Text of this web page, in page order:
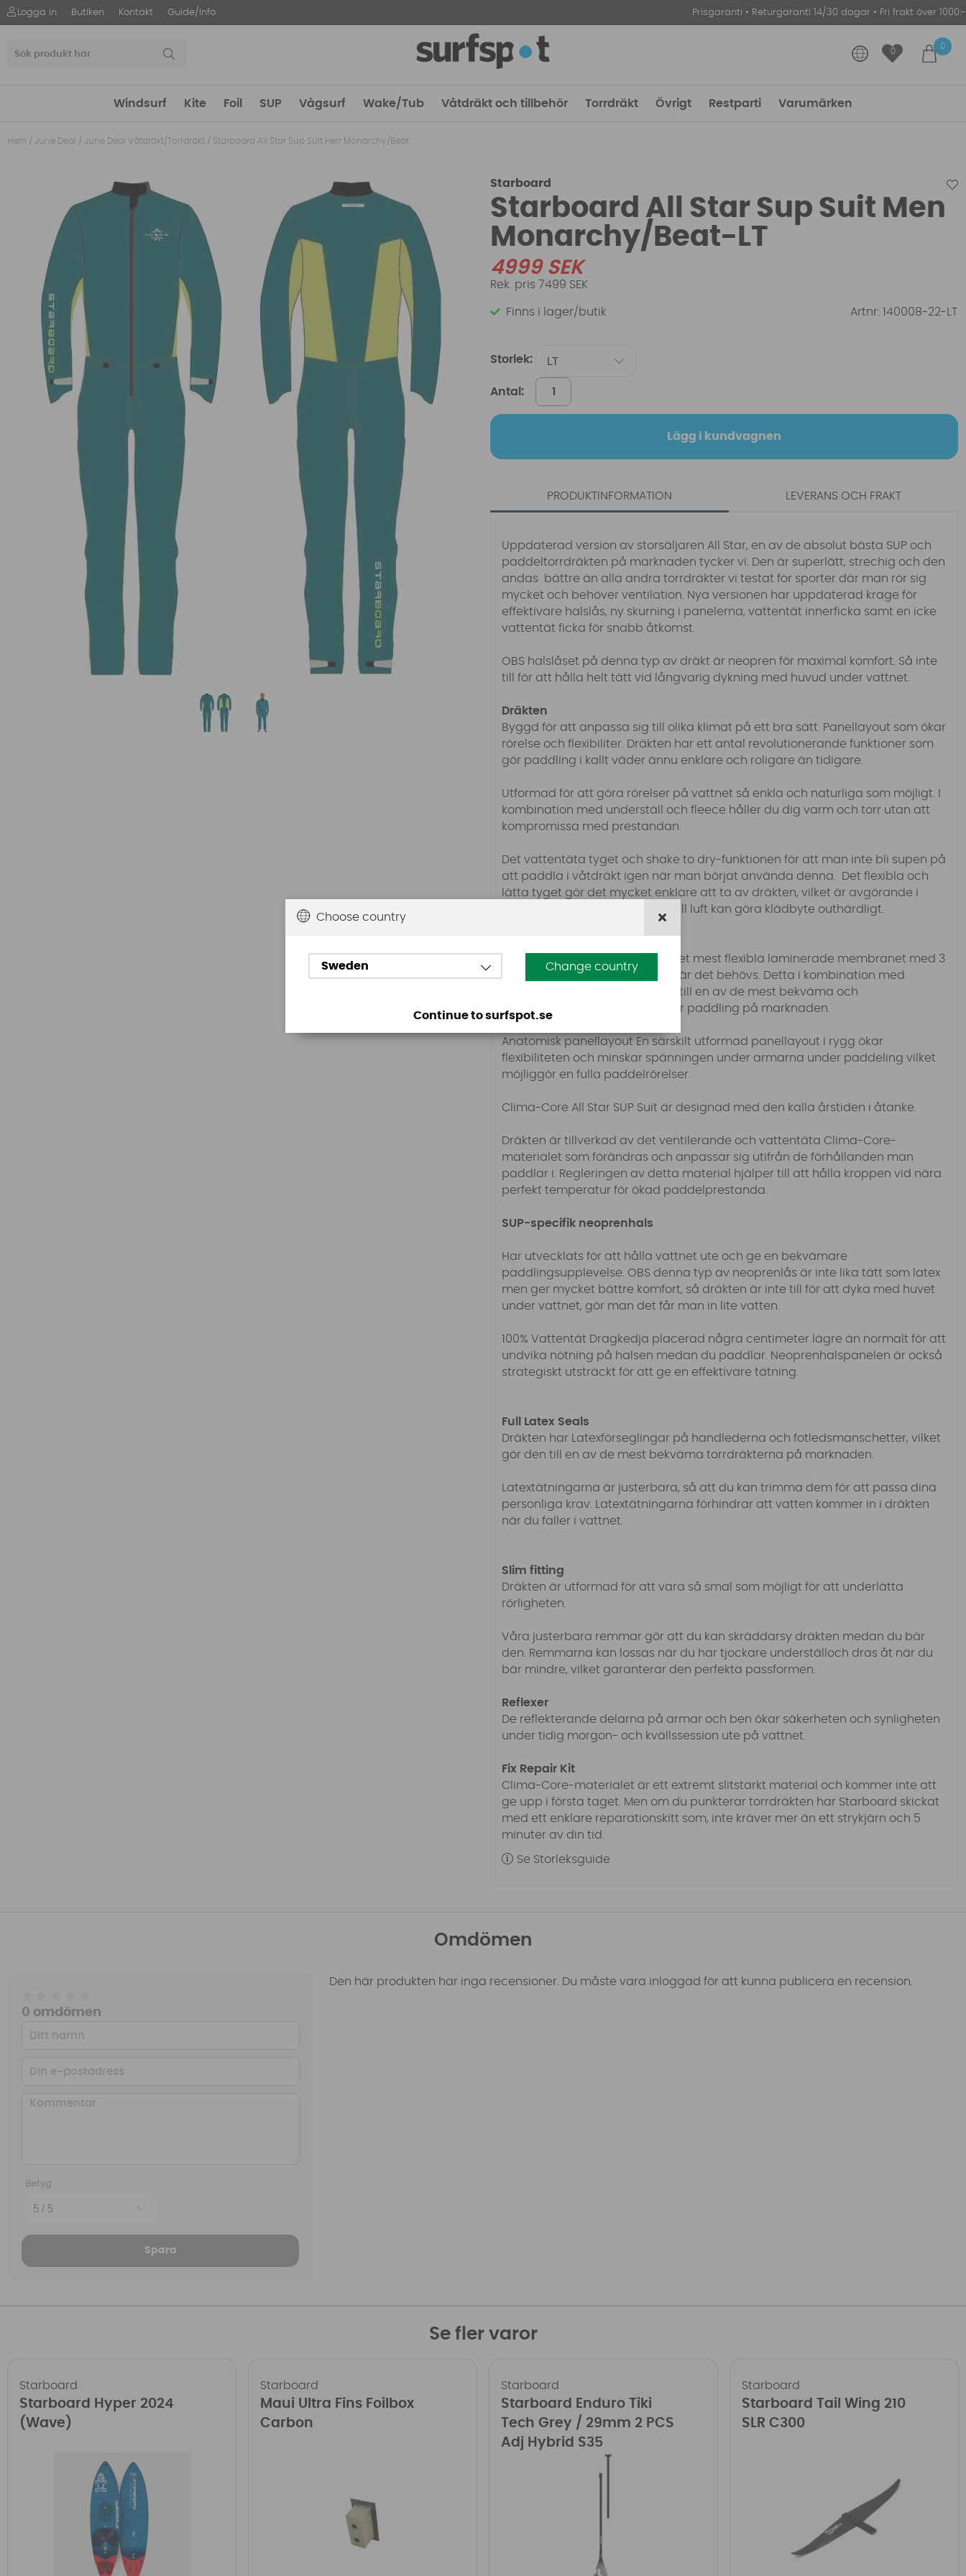
Logga in Butiken Kontakt Guide/Info Prisgaranti • Returgaranti 14/30 dagar • Fri frakt över 1000:-
0
0
Windsurf Kite Foil SUP Vågsurf Wake/Tub Våtdräkt och tillbehör Torrdräkt Övrigt Restparti Varumärken
Hem / June Deal / June Deal Våtdräkt/Torrdräkt / Starboard All Star Sup Suit Herr Monarchy/Beat
Starboard
Starboard All Star Sup Suit Men
Monarchy/Beat-LT
4999SEK
7499 SEK
Finns i lager/butik Artnr:140008-22-LT
Storlek:
Antal:
Lägg i kundvagnen
PRODUKTINFORMATION
Uppdaterad version av storsäljaren All Star, en av de absolut bästa SUP och
paddeltorrdräkten på marknaden tycker vi. Den är superlätt, strechig och den
andas bättre än alla andra torrdräkter vi testat för sporter där man rör sig
mycket och behöver ventilation. Nya versionen har uppdaterad krage för
effektivare halslås, ny skurning i panelerna, vattentät innerficka samt en icke
vattentät ficka för snabb åtkomst.
OBS halslåset på denna typ av dräkt är neopren för maximal komfort. Så inte
till för att hålla helt tätt vid långvarig dykning med huvud under vattnet.
Dräkten
Byggd för att anpassa sig till olika klimat på ett bra sätt. Panellayout som ökar
rörelse och flexibiliter. Dräkten har ett antal revolutionerande funktioner som
gör paddling i kallt väder ännu enklare och roligare än tidigare.
Utformad för att göra rörelser på vattnet så enkla och naturliga som möjligt. I
kombination med underställ och fleece håller du dig varm och torr utan att
kompromissa med prestandan.
Det vattentäta tyget och shake to dry-funktionen för att man inte bli supen på
att paddla i våtdräkt igen när man börjat använda denna.
Det flexibla och
lätta tyget gör det mycket enklare att ta av dräkten, vilket är avgörande i
kalla klimat där vindkyla och kall luft kan göra klädbyte outhärdligt.
Ultr-Flex Material Tillverkat av det mest flexibla laminerade membranet med 3
lager så att dräkten kan flexa där det behövs. Detta i kombination med
flexpaneler gör All Star SUP Suit till en av de mest bekväma och
användarvänliga torrdräkter för paddling på marknaden.
Anatomisk panellayout En särskilt utformad panellayout i rygg ökar
flexibiliteten och minskar spänningen under armarna under paddeling vilket
möjliggör en fulla paddelrörelser.
Clima-Core All Star SUP Suit är designad med den kalla årstiden i åtanke.
Dräkten är tillverkad av det ventilerande och vattentäta Clima-Core-
materialet som förändras och anpassar sig utifrån de förhållanden man
paddlar i. Regleringen av detta material hjälper till att hålla kroppen vid nära
perfekt temperatur för ökad paddelprestanda.
SUP-specifik neoprenhals
Har utvecklats för att hålla vattnet ute och ge en bekvämare
paddlingsupplevelse. OBS denna typ av neoprenlås är inte lika tätt som latex
men ger mycket bättre komfort, så dräkten är inte till för att dyka med huvet
under vattnet, gör man det får man in lite vatten.
100% Vattentät Dragkedja placerad några centimeter lägre än normalt för att
undvika nötning på halsen medan du paddlar. Neoprenhalspanelen är också
strategiskt utsträckt för att ge en effektivare tätning.
Full Latex Seals
Dräkten har Latexförseglingar på handlederna och fotledsmanschetter, vilket
gör den till en av de mest bekväma torrdräkterna på marknaden.
Latextätningarna är justerbara, så att du kan trimma dem för att passa dina
personliga krav. Latextätningarna förhindrar att vatten kommer in i dräkten
när du faller i vattnet.
Slim fitting
Dräkten är utformad för att vara så smal som möjligt för att underlätta
rörligheten.
Våra justerbara remmar gör att du kan skräddarsy dräkten medan du bär
den. Remmarna kan lossas när du har tjockare underställoch dras åt när du
bär mindre, vilket garanterar den perfekta passformen.
Reflexer
De reflekterande delarna på armar och ben ökar säkerheten och synligheten
under tidig morgon- och kvällssession ute på vattnet.
Fix Repair Kit
Clima-Core-materialet är ett extremt slitstarkt material och kommer inte att
ge upp i första taget. Men om du punkterar torrdräkten har Starboard skickat
med ett enklare reparationskitt som, inte kräver mer än ett strykjärn och 5
minuter av din tid.
Se Storleksguide
LEVERANS OCH FRAKT
Omdömen
0 omdömen
Betyg
Spara
Den här produkten har inga recensioner. Du måste vara inloggad för att kunna publicera en recension.
Se fler varor
Starboard
Starboard Hyper 2024
(Wave)
Starboard
Maui Ultra Fins Foilbox
Carbon
Starboard
Starboard Enduro Tiki
Tech Grey / 29mm 2 PCS
Adj Hybrid S35
Starboard
Starboard Tail Wing 210
SLR C300
Choose country
Sweden Change country
Continue to surfspot.se